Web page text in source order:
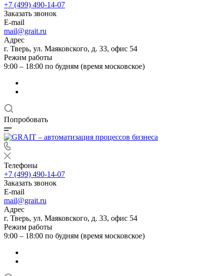
+7 (499) 490-14-07
Заказать звонок
E-mail
mail@grait.ru
Адрес
г. Тверь, ул. Маяковского, д. 33, офис 54
Режим работы
9:00 – 18:00 по будням (время московское)
Попробовать
Телефоны
+7 (499) 490-14-07
Заказать звонок
E-mail
mail@grait.ru
Адрес
г. Тверь, ул. Маяковского, д. 33, офис 54
Режим работы
9:00 – 18:00 по будням (время московское)